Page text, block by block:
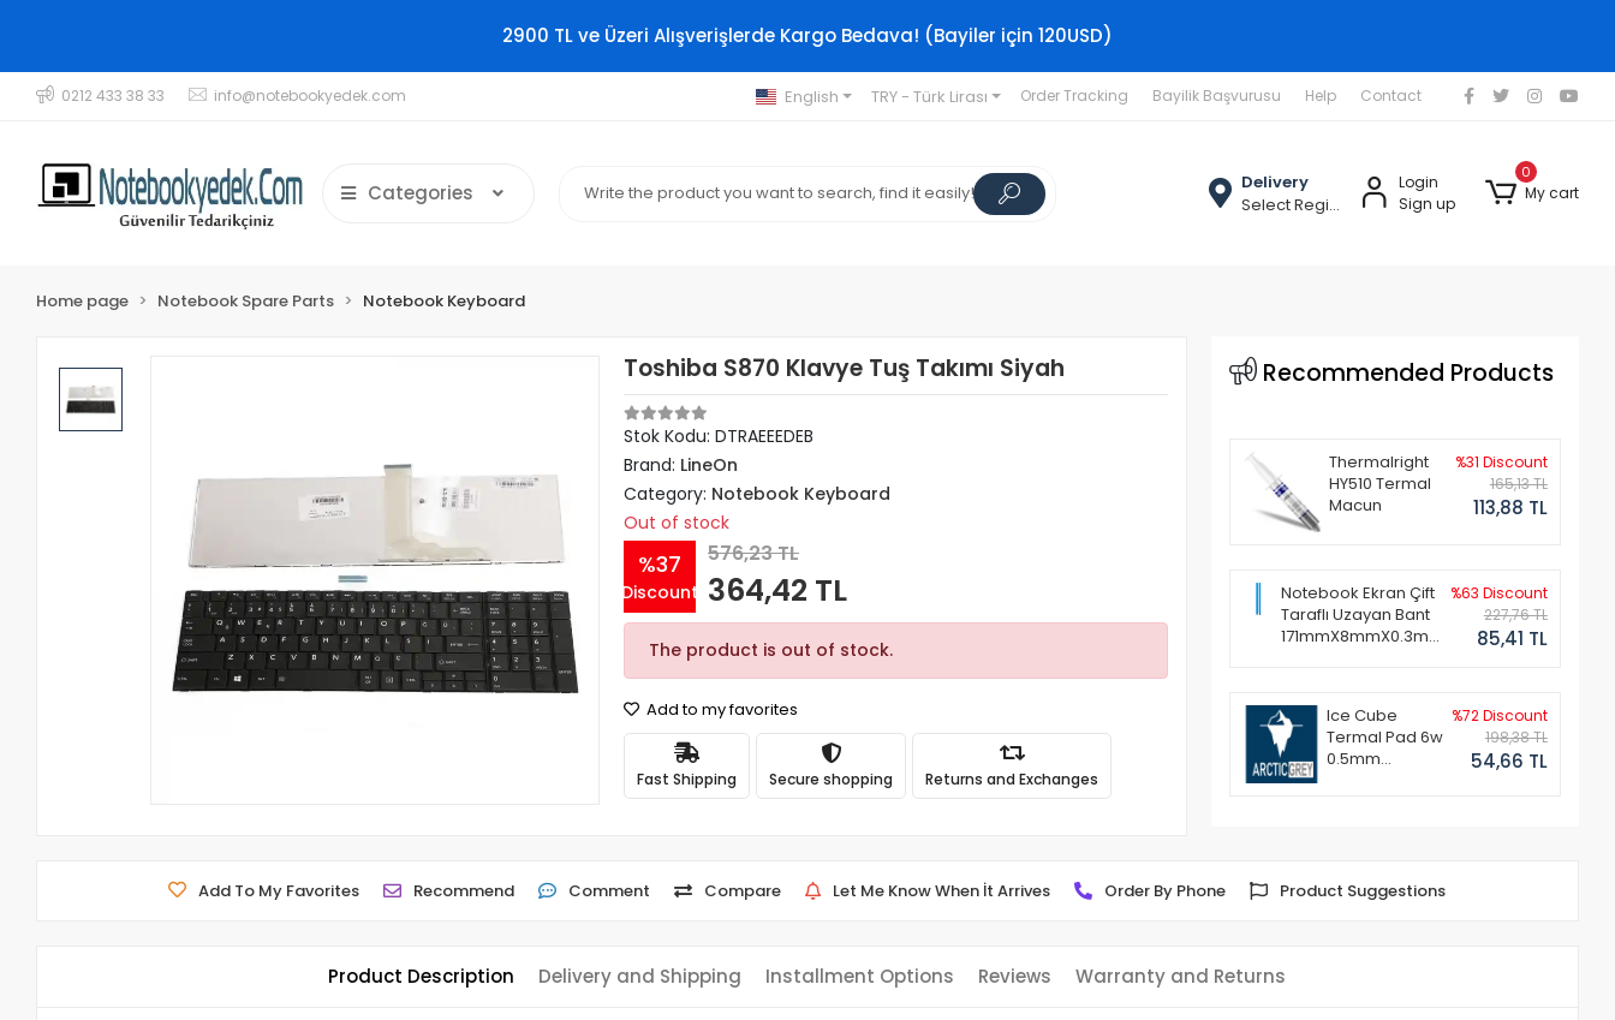
2900 TL ve Üzeri Alışverişlerde Kargo Bedava! (Bayiler için 120USD)
0212 433 38 33 info@notebookyedek.com English TRY - Türk Lirası Order Tracking Bayilik Başvurusu Help Contact
Categories
Delivery
Select Region
Login
Sign up
0
My cart
Home page Notebook Spare Parts Notebook Keyboard
Toshiba S870 Klavye Tuş Takımı Siyah
Stok Kodu: DTRAEEEDEB
Brand: LineOn
Category: Notebook Keyboard
Out of stock
%37
Discount
576,23 TL
364,42 TL
The product is out of stock.
Add to my favorites
Fast Shipping Secure shopping Returns and Exchanges
Recommended Products
Thermalright
HY510 Termal
Macun
%31 Discount
165,13 TL
113,88 TL
Notebook Ekran Çift
Taraflı Uzayan Bant
171mmX8mmX0.3mm
%63 Discount
227,76 TL
85,41 TL
Ice Cube
Termal Pad 6w
0.5mm
%72 Discount
198,38 TL
54,66 TL
Add To My Favorites Recommend Comment Compare Let Me Know When İt Arrives Order By Phone Product Suggestions
Product Description Delivery and Shipping Installment Options Reviews Warranty and Returns